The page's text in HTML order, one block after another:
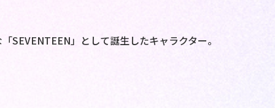
」として誕生したキャラクター。